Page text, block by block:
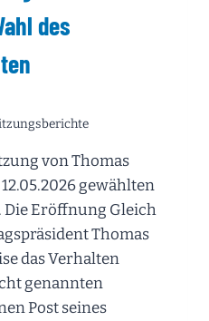
des
von Thomas
gewählten
Die Eröffnung Gleich
Thomas
das Verhalten
genannten
Post seines